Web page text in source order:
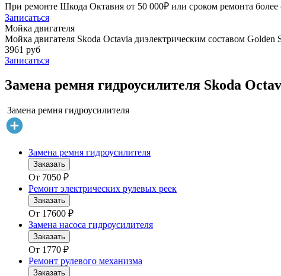
При ремонте Шкода Октавия от 50 000₽ или сроком ремонта
Записаться
Мойка двигателя
Мойка двигателя Skoda Octavia диэлектрическим составом Golden
3961 руб
Записаться
Замена ремня гидроусилителя Skoda
Замена ремня гидроусилителя
Замена ремня гидроусилителя
Заказать
От 7050 ₽
Ремонт электрических рулевых реек
Заказать
От 17600 ₽
Замена насоса гидроусилителя
Заказать
От 1770 ₽
Ремонт рулевого механизма
Заказать